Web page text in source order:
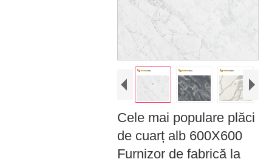
Cele mai populare plăci
de cuarț alb 600X600
Furnizor de fabrică la